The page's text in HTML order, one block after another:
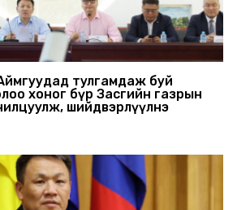
тулгамдаж буй
хоног бүр Засгийн газрын
шийдвэрлүүлнэ